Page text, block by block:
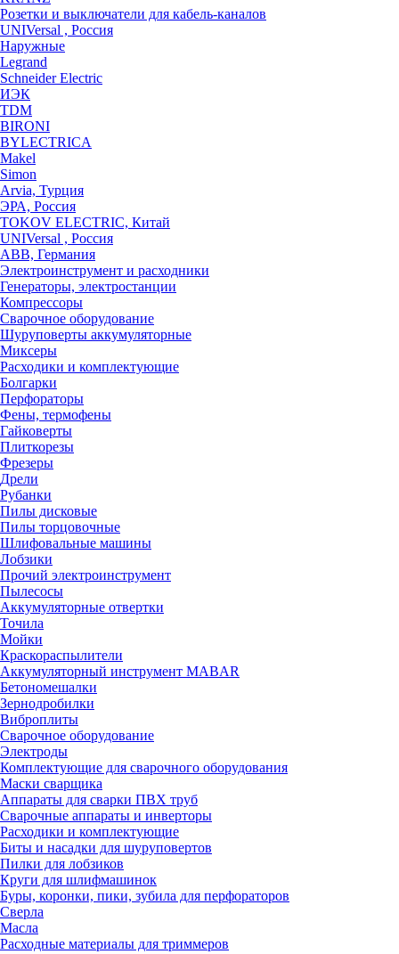
Розетки и выключатели для кабель-каналов
UNIVersal , Россия
Наружные
Legrand
Schneider Electric
ИЭК
TDM
BIRONI
BYLECTRICA
Makel
Simon
Arvia, Турция
ЭРА, Россия
TOKOV ELECTRIC, Китай
UNIVersal , Россия
ABB, Германия
Электроинструмент и расходники
Генераторы, электростанции
Компрессоры
Сварочное оборудование
Шуруповерты аккумуляторные
Миксеры
Расходики и комплектующие
Болгарки
Перфораторы
Фены, термофены
Гайковерты
Плиткорезы
Фрезеры
Дрели
Рубанки
Пилы дисковые
Пилы торцовочные
Шлифовальные машины
Лобзики
Прочий электроинструмент
Пылесосы
Аккумуляторные отвертки
Точила
Мойки
Краскораспылители
Аккумуляторный инструмент MABAR
Бетономешалки
Зернодробилки
Виброплиты
Сварочное оборудование
Электроды
Комплектующие для сварочного оборудования
Маски сварщика
Аппараты для сварки ПВХ труб
Сварочные аппараты и инверторы
Расходики и комплектующие
Биты и насадки для шуруповертов
Пилки для лобзиков
Круги для шлифмашинок
Буры, коронки, пики, зубила для перфораторов
Сверла
Масла
Расходные материалы для триммеров